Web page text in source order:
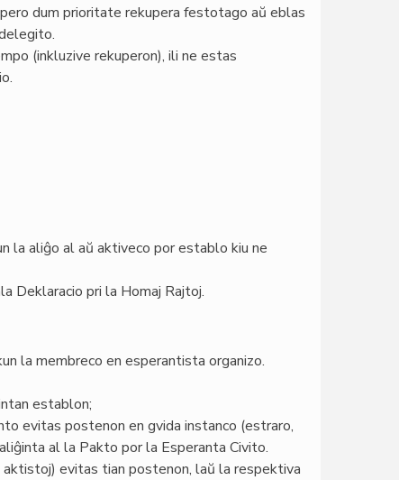
dum prioritate rekupera festotago aŭ eblas
(inkluzive rekuperon), ili ne estas
la aliĝo al aŭ aktiveco por establo kiu ne
Deklaracio pri la Homaj Rajtoj.
la membreco en esperantista organizo.
establon;
evitas postenon en gvida instanco (estraro,
al la Pakto por la Esperanta Civito.
evitas tian postenon, laŭ la respektiva